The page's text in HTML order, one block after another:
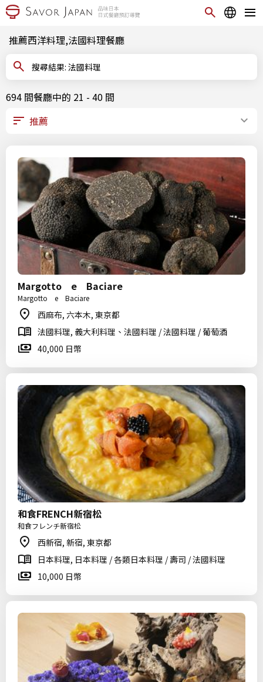
推薦西洋料理,法國料理餐廳
搜尋結果: 法國料理
694 間餐廳中的 21 - 40 間
Margotto e Baciare
Margotto e Baciare
西麻布, 六本木, 東京都
法國料理, 義大利料理、法國料理 / 法國料理 / 葡萄酒
40,000 日幣
和食FRENCH新宿松
和食フレンチ新宿松
西新宿, 新宿, 東京都
日本料理, 日本料理 / 各類日本料理 / 壽司 / 法國料理
10,000 日幣